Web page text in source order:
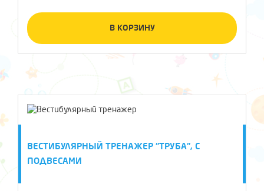
В КОРЗИНУ
ВЕСТИБУЛЯРНЫЙ ТРЕНАЖЕР "ТРУБА", С
ПОДВЕСАМИ